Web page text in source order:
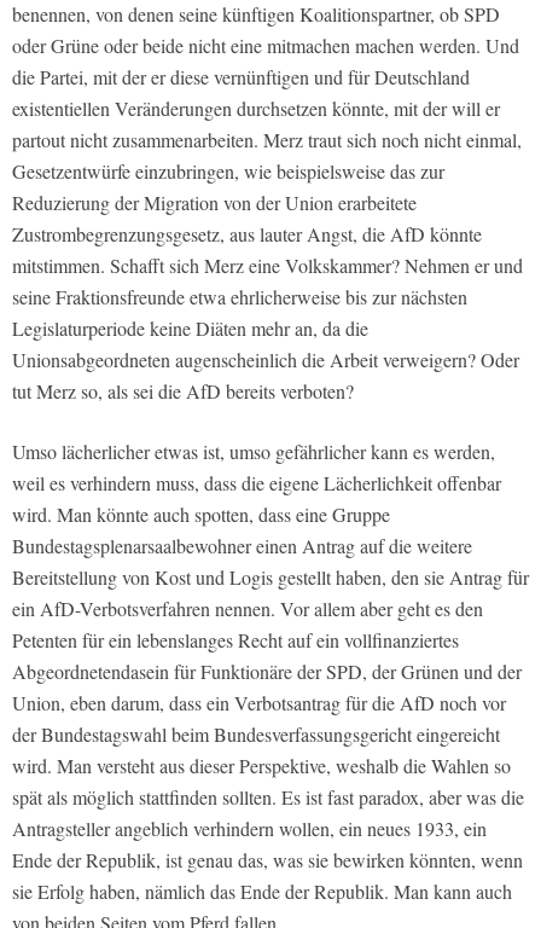
benennen, von denen seine künftigen Koalitionspartner, ob SPD
oder Grüne oder beide nicht eine mitmachen machen werden. Und
die Partei, mit der er diese vernünftigen und für Deutschland
existentiellen Veränderungen durchsetzen könnte, mit der will er
partout nicht zusammenarbeiten. Merz traut sich noch nicht einmal,
Gesetzentwürfe einzubringen, wie beispielsweise das zur
Reduzierung der Migration von der Union erarbeitete
Zustrombegrenzungsgesetz, aus lauter Angst, die AfD könnte
mitstimmen. Schafft sich Merz eine Volkskammer? Nehmen er und
seine Fraktionsfreunde etwa ehrlicherweise bis zur nächsten
Legislaturperiode keine Diäten mehr an, da die
Unionsabgeordneten augenscheinlich die Arbeit verweigern? Oder
tut Merz so, als sei die AfD bereits verboten?
Umso lächerlicher etwas ist, umso gefährlicher kann es werden,
weil es verhindern muss, dass die eigene Lächerlichkeit offenbar
wird. Man könnte auch spotten, dass eine Gruppe
Bundestagsplenarsaalbewohner einen Antrag auf die weitere
Bereitstellung von Kost und Logis gestellt haben, den sie Antrag für
ein AfD-Verbotsverfahren nennen. Vor allem aber geht es den
Petenten für ein lebenslanges Recht auf ein vollfinanziertes
Abgeordnetendasein für Funktionäre der SPD, der Grünen und der
Union, eben darum, dass ein Verbotsantrag für die AfD noch vor
der Bundestagswahl beim Bundesverfassungsgericht eingereicht
wird. Man versteht aus dieser Perspektive, weshalb die Wahlen so
spät als möglich stattfinden sollten. Es ist fast paradox, aber was die
Antragsteller angeblich verhindern wollen, ein neues 1933, ein
Ende der Republik, ist genau das, was sie bewirken könnten, wenn
sie Erfolg haben, nämlich das Ende der Republik. Man kann auch